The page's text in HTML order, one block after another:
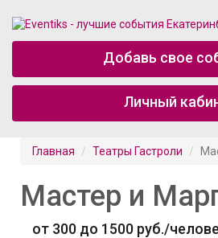
Добавь свое
Личный
Главная Театры Гастроли
Мастер и
от 300 до 1500 руб./